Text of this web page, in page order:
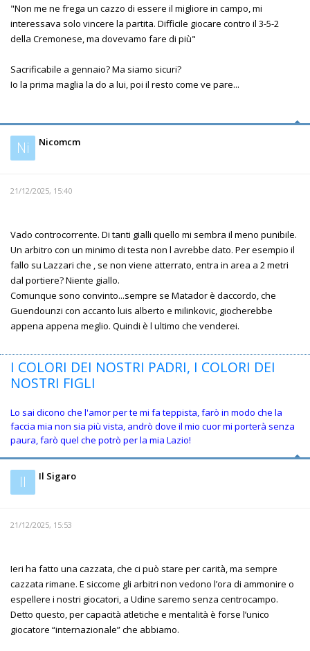
"Non me ne frega un cazzo di essere il migliore in campo, mi
interessava solo vincere la partita. Difficile giocare contro il 3-5-2
della Cremonese, ma dovevamo fare di più"
Sacrificabile a gennaio? Ma siamo sicuri?
Io la prima maglia la do a lui, poi il resto come ve pare...
Ni Nicomcm
21/12/2025, 15:40
Vado controcorrente. Di tanti gialli quello mi sembra il meno punibile.
Un arbitro con un minimo di testa non l avrebbe dato. Per esempio il
fallo su Lazzari che , se non viene atterrato, entra in area a 2 metri
dal portiere? Niente giallo.
Comunque sono convinto...sempre se Matador è daccordo, che
Guendounzi con accanto luis alberto e milinkovic, giocherebbe
appena appena meglio. Quindi è l ultimo che venderei.
I COLORI DEI NOSTRI PADRI, I COLORI DEI
NOSTRI FIGLI
Lo sai dicono che l'amor per te mi fa teppista, farò in modo che la
faccia mia non sia più vista, andrò dove il mio cuor mi porterà senza
paura, farò quel che potrò per la mia Lazio!
Il Il Sigaro
21/12/2025, 15:53
Ieri ha fatto una cazzata, che ci può stare per carità, ma sempre
cazzata rimane. E siccome gli arbitri non vedono l’ora di ammonire o
espellere i nostri giocatori, a Udine saremo senza centrocampo.
Detto questo, per capacità atletiche e mentalità è forse l’unico
giocatore “internazionale” che abbiamo.